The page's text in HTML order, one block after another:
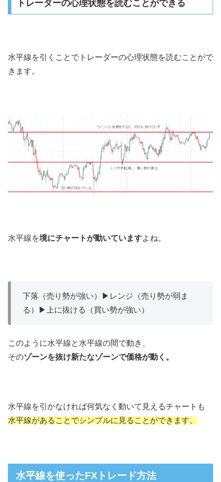
トレーダーの心理状態を読むことができる
水平線を引くことでトレーダーの心理状態を読むことがで
きます。
水平線を境にチャートが動いていますよね。
下落（売り勢が強い）▶レンジ（売り勢が弱ま
る）▶上に抜ける（買い勢が強い）
このように水平線と水平線の間で動き、
そのゾーンを抜け新たなゾーンで価格が動く。
水平線を引かなければ何気なく動いて見えるチャートも
水平線があることでシンプルに見ることができます。
水平線を使ったFXトレード方法